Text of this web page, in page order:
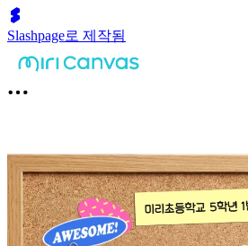
Slashpage로 제작됨